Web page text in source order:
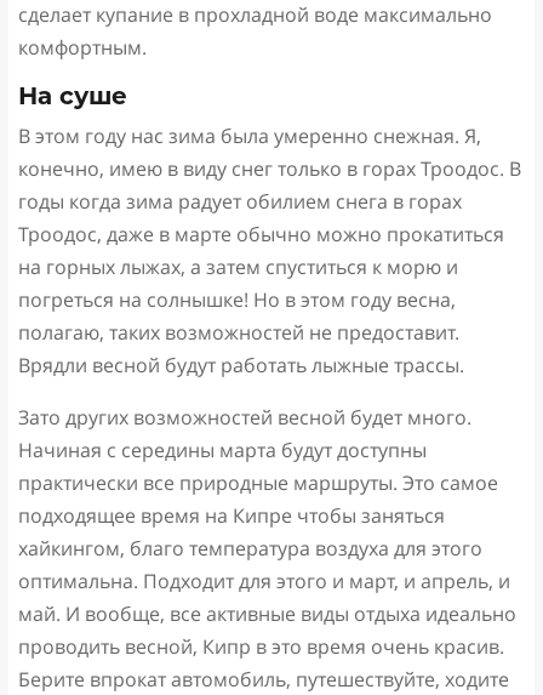
сделает купание в прохладной воде максимально
комфортным.
На суше
В этом году нас зима была умеренно снежная. Я,
конечно, имею в виду снег только в горах Троодос. В
годы когда зима радует обилием снега в горах
Троодос, даже в марте обычно можно прокатиться
на горных лыжах, а затем спуститься к морю и
погреться на солнышке! Но в этом году весна,
полагаю, таких возможностей не предоставит.
Врядли весной будут работать лыжные трассы.
Зато других возможностей весной будет много.
Начиная с середины марта будут доступны
практически все природные маршруты. Это самое
подходящее время на Кипре чтобы заняться
хайкингом, благо температура воздуха для этого
оптимальна. Подходит для этого и март, и апрель, и
май. И вообще, все активные виды отдыха идеально
проводить весной, Кипр в это время очень красив.
Берите впрокат автомобиль, путешествуйте, ходите